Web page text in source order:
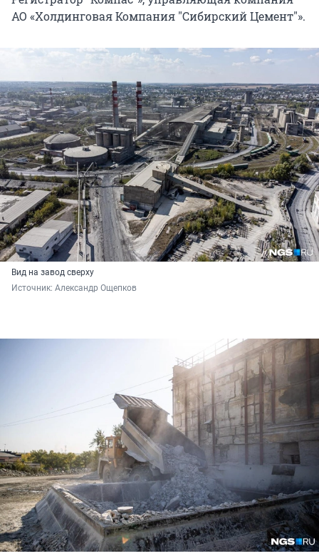
АО «Холдинговая Компания "Сибирский Цемент"».
Вид на завод сверху
Источник: Александр Ощепков